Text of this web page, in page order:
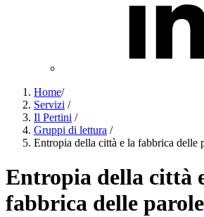
Home/
Servizi /
Il Pertini /
Gruppi di lettura /
Entropia della città e la fabbrica delle
Entropia della città
fabbrica delle